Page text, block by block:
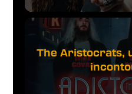
The Aristocrats,